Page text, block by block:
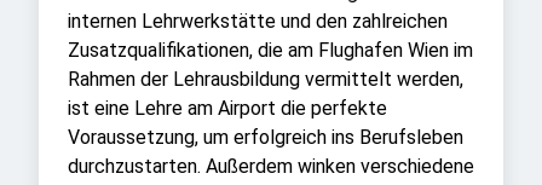
internen Lehrwerkstätte und den zahlreichen
Zusatzqualifikationen, die am Flughafen Wien im
Rahmen der Lehrausbildung vermittelt werden,
ist eine Lehre am Airport die perfekte
Voraussetzung, um erfolgreich ins Berufsleben
durchzustarten. Außerdem winken verschiedene